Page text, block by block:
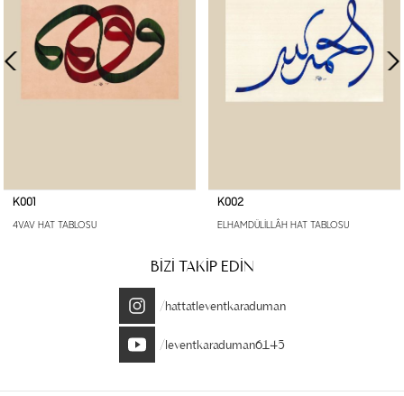
K001
4VAV HAT TABLOSU
K002
ELHAMDÜLİLLÂH HAT TABLOSU
BİZİ TAKİP EDİN
/hattatleventkaraduman
/leventkaraduman6145